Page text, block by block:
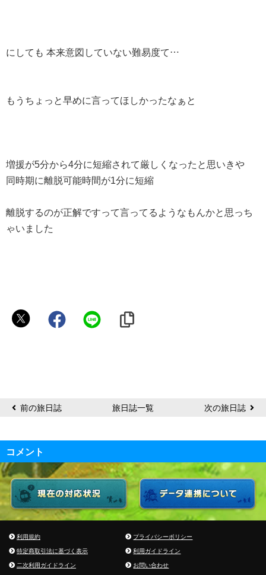
にしても 本来意図していない難易度て…
もうちょっと早めに言ってほしかったなぁと
増援が5分から4分に短縮されて厳しくなったと思いきや
同時期に離脱可能時間が1分に短縮
離脱するのが正解ですって言ってるようなもんかと思っち
ゃいました
こ
ろ 前の旅日誌 旅日誌一覧 次の旅日誌
コメント
利用規約
プライバシーポリシー
特定商取引法に基づく表示
利用ガイドライン
二次利用ガイドライン
お問い合わせ